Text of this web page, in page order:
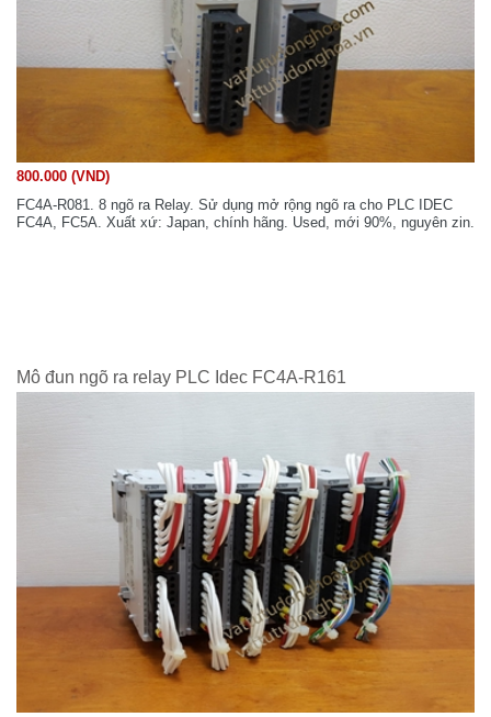
800.000 (VND)
FC4A-R081. 8 ngõ ra Relay. Sử dụng mở rộng ngõ ra cho PLC IDEC
FC4A, FC5A. Xuất xứ: Japan, chính hãng. Used, mới 90%, nguyên zin.
Mô đun ngõ ra relay PLC Idec FC4A-R161